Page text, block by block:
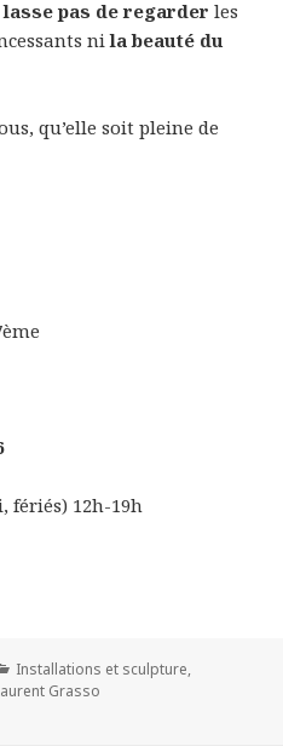
lasse pas de regarder les
nila beauté du
qu’elle soit pleine de
fériés) 12h-19h
Catégories
Installations et sculpture,
Grasso